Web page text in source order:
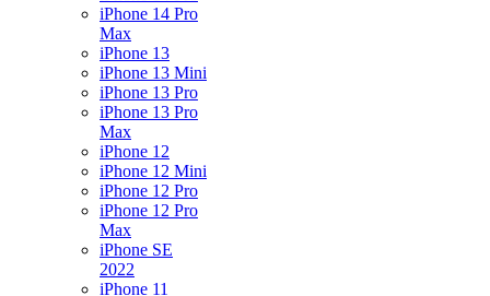
iPhone 14 Pro
Max
iPhone 13
iPhone 13 Mini
iPhone 13 Pro
iPhone 13 Pro
Max
iPhone 12
iPhone 12 Mini
iPhone 12 Pro
iPhone 12 Pro
Max
iPhone SE
2022
iPhone 11